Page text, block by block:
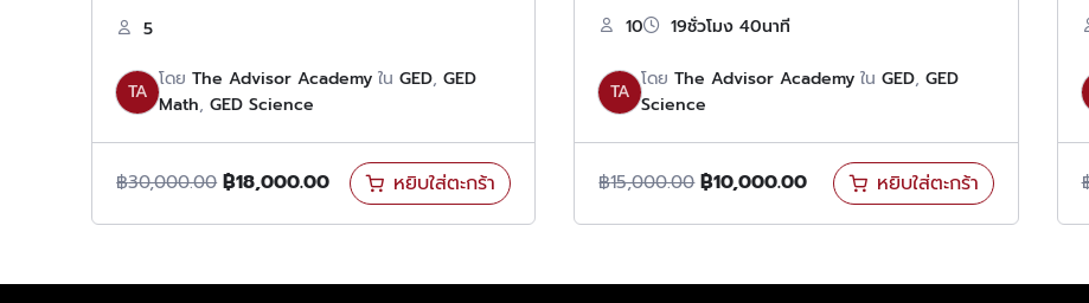
5
TA
โดยThe Advisor Academy ในGED,GED
Math,GED Science
฿30,000.00 ฿18,000.00 หยิบใส่ตะกร้า
10 19ชั่วโมง 40นาที
TA
โดยThe Advisor Academy ในGED,GED
Science
฿15,000.00 ฿10,000.00 หยิบใส่ตะกร้า